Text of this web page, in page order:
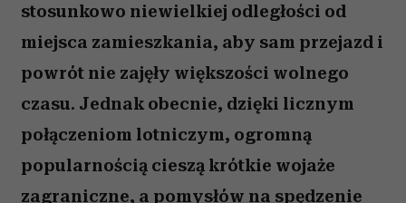
stosunkowo niewielkiej odległości od
miejsca zamieszkania, aby sam przejazd i
powrót nie zajęły większości wolnego
czasu. Jednak obecnie, dzięki licznym
połączeniom lotniczym, ogromną
popularnością cieszą krótkie wojaże
zagraniczne, a pomysłów na spędzenie